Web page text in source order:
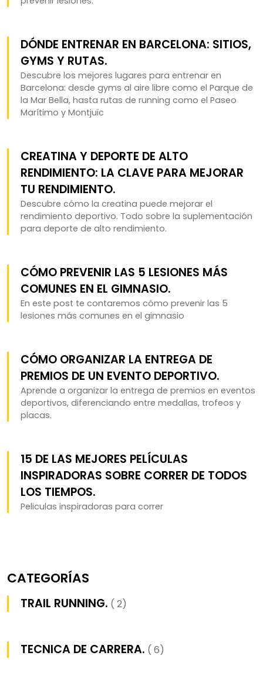
DÓNDE ENTRENAR EN BARCELONA: SITIOS,
GYMS Y RUTAS.
Descubre los mejores lugares para entrenar en
Barcelona: desde gyms al aire libre como el Parque de
la Mar Bella, hasta rutas de running como el Paseo
Marítimo y Montjuïc
CREATINA Y DEPORTE DE ALTO
RENDIMIENTO: LA CLAVE PARA MEJORAR
TU RENDIMIENTO.
Descubre cómo la creatina puede mejorar el
rendimiento deportivo. Todo sobre la suplementación
para deporte de alto rendimiento.
CÓMO PREVENIR LAS 5 LESIONES MÁS
COMUNES EN EL GIMNASIO.
En este post te contaremos cómo prevenir las 5
lesiones más comunes en el gimnasio
CÓMO ORGANIZAR LA ENTREGA DE
PREMIOS DE UN EVENTO DEPORTIVO.
Aprende a organizar la entrega de premios en eventos
deportivos, diferenciando entre medallas, trofeos y
placas.
15 DE LAS MEJORES PELÍCULAS
INSPIRADORAS SOBRE CORRER DE TODOS
LOS TIEMPOS.
Peliculas inspiradoras para correr
CATEGORÍAS
TRAIL RUNNING. ( 2)
TECNICA DE CARRERA. ( 6)